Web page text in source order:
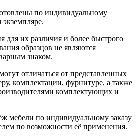
по индивидуальному
для их различия и более быстрого
образцов не являются
знаком.
отличаться от представленных
комплектации, фурнитуре, а также
комплектующих и
мебели по индивидуальному заказу
по возможности её применения.